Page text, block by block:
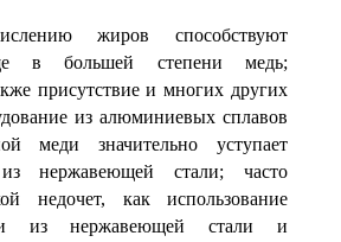
жиров способствуют
в большей степени медь;
присутствие и многих других
из алюминиевых сплавов
меди значительно уступает
нержавеющей стали; часто
недочет, как использование
из нержавеющей стали и